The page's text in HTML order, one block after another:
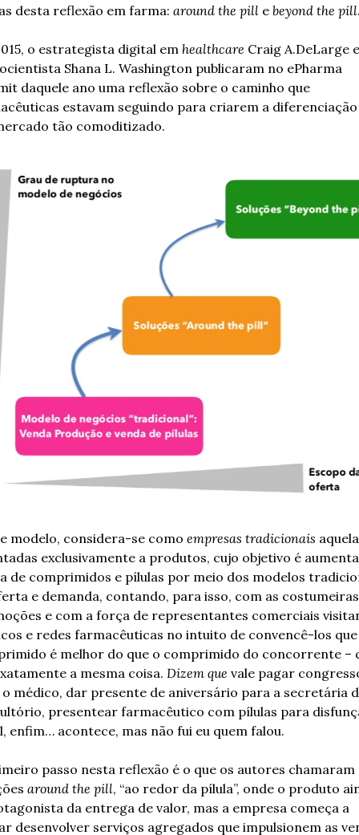
desta reflexão em farma: around the pill e beyond the pill
o estrategista digital em healthcare Craig A.DeLarge
Shana L. Washington publicaram no ePharma
daquele ano uma reflexão sobre o caminho que
estavam seguindo para criarem a
tão comoditizado.
modelo, considera-se como empresas tradicionais
exclusivamente a produtos, cujo objetivo é
de comprimidos e pílulas por meio dos modelos
e demanda, contando, para isso, com as costumeiras
e com a força de representantes comerciais
e redes farmacêuticas no intuito de convencê-los que
é melhor do que o comprimido do concorrente –
a mesma coisa. Dizem que vale pagar
médico, dar presente de aniversário para a secretária
presentear farmacêutico com pílulas para
enfim… acontece, mas não fui eu quem falou.
passo nesta reflexão é o que os autores chamaram
around the pill, “ao redor da pílula”, onde o produto
da entrega de valor, mas a empresa começa a
desenvolver serviços agregados que impulsionem as